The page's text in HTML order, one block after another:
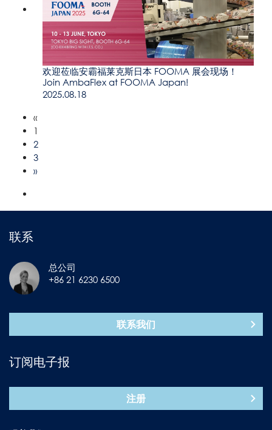
欢迎莅临安霸福莱克斯日本 FOOMA 展会现场！
Join AmbaFlex at FOOMA Japan!
2025.08.18
«
1
2
3
»
联系
总公司
+86 21 6230 6500
联系我们
订阅电子报
注册